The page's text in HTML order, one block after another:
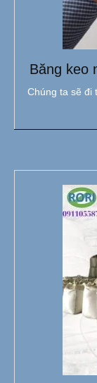
Băng keo
Chúng ta sẽ đi